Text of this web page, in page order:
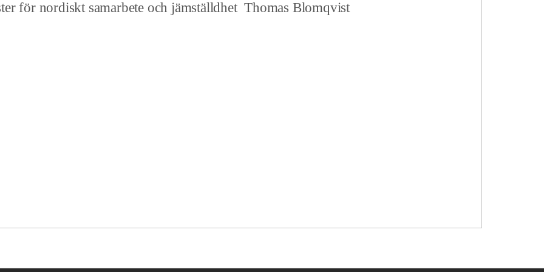
och jämställdhet Thomas Blomqvist